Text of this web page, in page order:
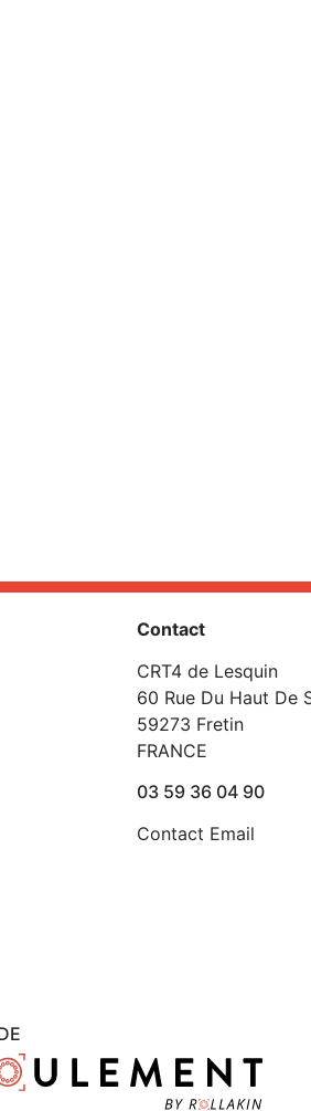
Contact
CRT4 de Lesquin
60 Rue Du Haut De
59273 Fretin
FRANCE
03 59 36 04 90
Contact Email